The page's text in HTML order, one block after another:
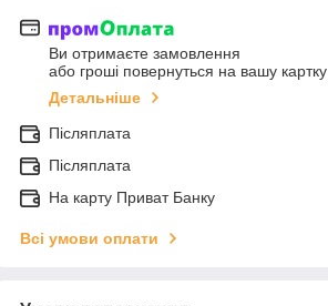
Ви отримаєте замовлення
або гроші повернуться на вашу картку
Детальніше
Післяплата
Післяплата
На карту Приват Банку
Всі умови оплати